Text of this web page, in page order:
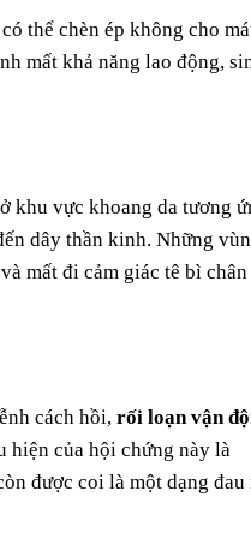
thể chèn ép không cho
mất khả năng lao động,
ở khu vực khoang da tương
dây thần kinh. Những
mất đi cảm giác tê bì chân
cách hồi, rối loạn vận
hiện của hội chứng này là
được coi là một dạng đau